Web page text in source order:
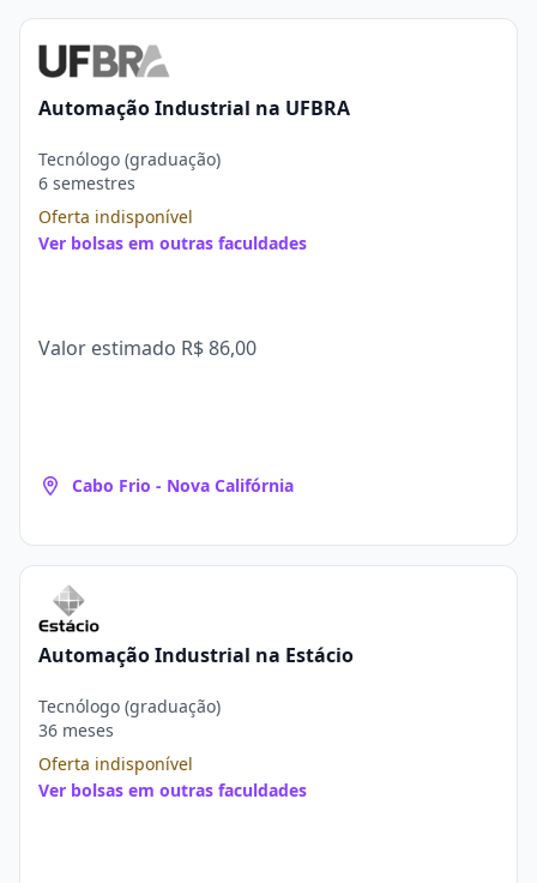
Automação Industrial na UFBRA
Tecnólogo (graduação)
6 semestres
Oferta indisponível
Ver bolsas em outras faculdades
Valor estimado R$ 86,00
Cabo Frio - Nova Califórnia
Automação Industrial na Estácio
Tecnólogo (graduação)
36 meses
Oferta indisponível
Ver bolsas em outras faculdades